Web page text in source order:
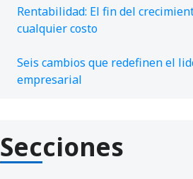
Rentabilidad: El fin del
cualquier costo
Seis cambios que redefinen el
empresarial
Secciones